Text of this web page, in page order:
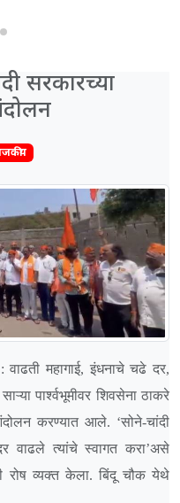
सरकारच्या
: वाढती महागाई, इंधनाचे चढे दर,
पार्श्वभूमीवर शिवसेना ठाकरे
आंदोलन करण्यात आले. ‘सोने-चांदी
वाढले त्यांचे स्वागत करा’असे
रोष व्यक्त केला. बिंदू चौक येथे